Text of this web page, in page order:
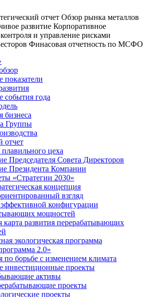
отчет Обзор рынка металлов
развитие Корпоративное
и управление рисками
Финасовая отчетность по МСФО
события года
бизнеса
Группы
отчет
цеха
Председателя Совета Директоров
Президента Компании
«Стратегии 2030»
концепция
взгляд
эффективной конфигурации
мощностей
карта развития перерабатывающих
экологическая программа
2.0»
по борьбе с изменением климата
инвестиционные проекты
активы
проекты
проекты